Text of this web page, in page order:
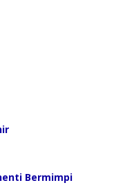
Bermimpi